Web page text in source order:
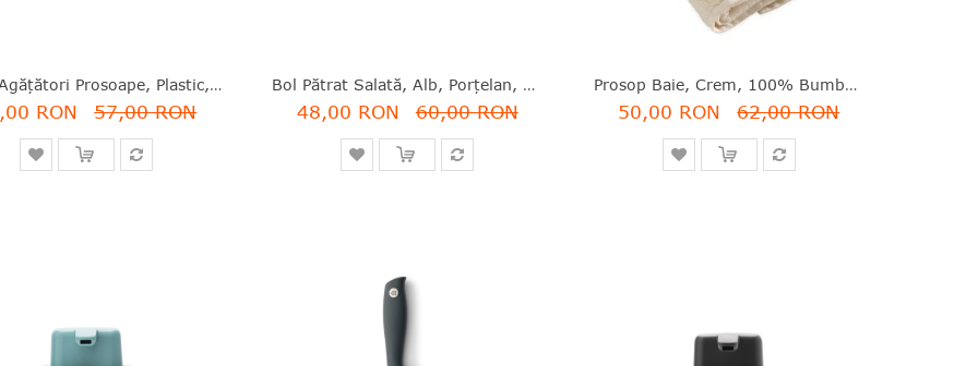
Set 2 Agățători Prosoape, Plastic, Bej Soft, 4.8x4.8x3 Cm, ReNew, Brabantia - 8710755223761
RON 57,00 RON
Bol Pătrat Salată, Alb, Porţelan, 23x22.3x8.8 Cm, Secret De Gourmet - 3560237020556
48,00 RON 60,00 RON
Prosop Baie, Crem, 100% Bumbac Super-Absorbant, 140x70 Cm, Christian Lacroix - 5404014502072
50,00 RON 62,00 RON